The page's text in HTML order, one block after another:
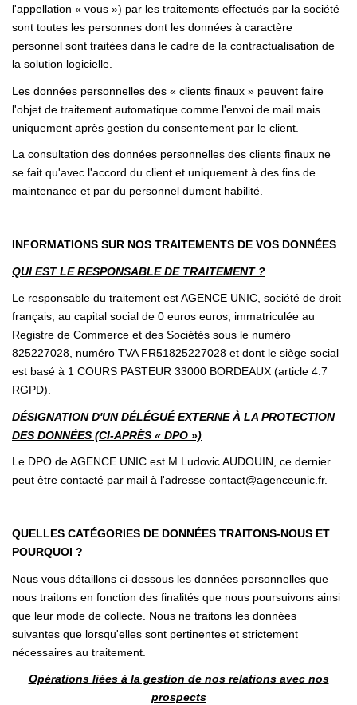
l'appellation « vous ») par les traitements effectués par la société
sont toutes les personnes dont les données à caractère
personnel sont traitées dans le cadre de la contractualisation de
la solution logicielle.
Les données personnelles des « clients finaux » peuvent faire
l'objet de traitement automatique comme l'envoi de mail mais
uniquement après gestion du consentement par le client.
La consultation des données personnelles des clients finaux ne
se fait qu'avec l'accord du client et uniquement à des fins de
maintenance et par du personnel dument habilité.
INFORMATIONS SUR NOS TRAITEMENTS DE VOS DONNÉES
QUI EST LE RESPONSABLE DE TRAITEMENT ?
Le responsable du traitement est AGENCE UNIC, société de droit
français, au capital social de 0 euros euros, immatriculée au
Registre de Commerce et des Sociétés sous le numéro
825227028, numéro TVA FR51825227028 et dont le siège social
est basé à 1 COURS PASTEUR 33000 BORDEAUX (article 4.7
RGPD).
DÉSIGNATION D'UN DÉLÉGUÉ EXTERNE À LA PROTECTION
DES DONNÉES (CI-APRÈS « DPO »)
Le DPO de AGENCE UNIC est M Ludovic AUDOUIN, ce dernier
peut être contacté par mail à l'adresse contact@agenceunic.fr.
QUELLES CATÉGORIES DE DONNÉES TRAITONS-NOUS ET
POURQUOI ?
Nous vous détaillons ci-dessous les données personnelles que
nous traitons en fonction des finalités que nous poursuivons ainsi
que leur mode de collecte. Nous ne traitons les données
suivantes que lorsqu'elles sont pertinentes et strictement
nécessaires au traitement.
Opérations liées à la gestion de nos relations avec nos
prospects